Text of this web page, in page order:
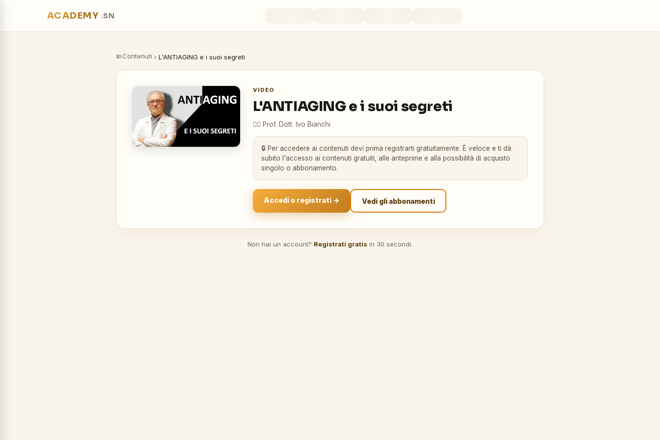
ACADEMY .SN
Contenuti › L'ANTIAGING e i suoi segreti
VIDEO
L'ANTIAGING e i suoi segreti
👨‍⚕️ Prof. Dott. Ivo Bianchi
🔒 Per accedere ai contenuti devi prima registrarti gratuitamente. È veloce e ti dà
subito l'accesso ai contenuti gratuiti, alle anteprime e alla possibilità di acquisto
singolo o abbonamento.
Accedi o registrati → Vedi gli abbonamenti
Non hai un account? Registrati gratis in 30 secondi.